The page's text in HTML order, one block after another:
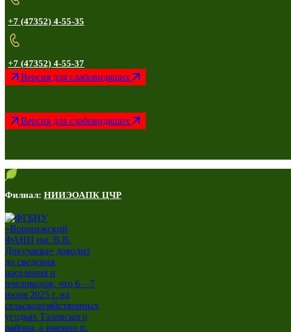
+7 (47352) 4-55-35
+7 (47352) 4-55-37
Версия для слабовидящих
Версия для слабовидящих
Филиал: НИИЭОАПК ЦЧР